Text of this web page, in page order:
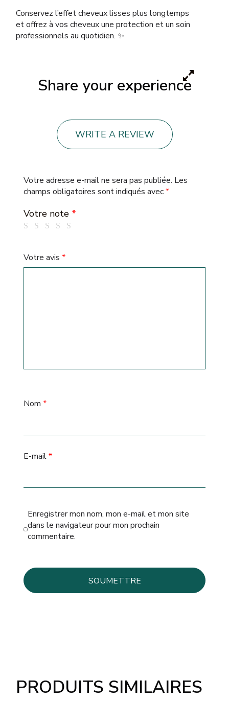
Conservez l’effet cheveux lisses plus longtemps
et offrez à vos cheveux une protection et un soin
professionnels au quotidien. ✨
Share your experience
WRITE A REVIEW
Votre adresse e-mail ne sera pas publiée. Les
champs obligatoires sont indiqués avec*
Votre note *
Votre avis *
Nom *
E-mail*
Enregistrer mon nom, mon e-mail et mon site
dans le navigateur pour mon prochain
commentaire.
PRODUITS SIMILAIRES